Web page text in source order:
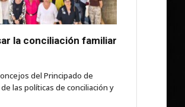
la conciliación familiar
del Principado de
las políticas de conciliación y